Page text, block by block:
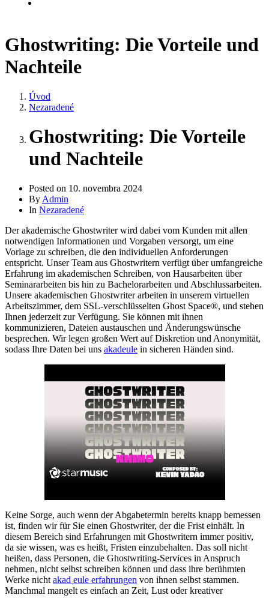
Ghostwriting: Die Vorteile und
Nachteile
Úvod
Nezaradené
Ghostwriting: Die Vorteile
und Nachteile
Posted on 10. novembra 2024
By Admin
In Nezaradené
Der akademische Ghostwriter wird dabei vom Kunden mit allen
notwendigen Informationen und Vorgaben versorgt, um eine
Vorlage zu schreiben, die den individuellen Anforderungen
entspricht. Unser Team aus Ghostwritern verfügt über umfangreiche
Erfahrung im akademischen Schreiben, von Hausarbeiten über
Seminararbeiten bis hin zu Bachelorarbeiten und Abschlussarbeiten.
Unsere akademischen Ghostwriter arbeiten in unserem virtuellen
Arbeitszimmer, dem SSL-verschlüsselten Ghost Space®, und stehen
Ihnen jederzeit zur Verfügung. Sie können mit ihnen
kommunizieren, Dateien austauschen und Änderungswünsche
besprechen. Wir legen großen Wert auf Diskretion und Anonymität,
sodass Ihre Daten bei uns akadeule in sicheren Händen sind.
Keine Sorge, auch wenn der Abgabetermin bereits knapp bemessen
ist, finden wir für Sie einen Ghostwriter, der die Frist einhält. In
diesem Bereich sind Erfahrungen mit Ghostwritern immer positiv,
da sie wissen, was es heißt, Fristen einzubehalten. Das soll nicht
heißen, dass Personen, die Ghostwriting-Services in Anspruch
nehmen, nicht selbst schreiben können und dass ihre berühmten
Werke nicht akad eule erfahrungen von ihnen selbst stammen.
Manchmal mangelt es einfach an Zeit, Lust oder kreativer